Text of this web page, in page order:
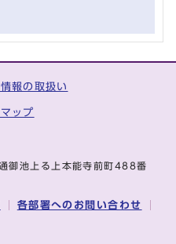
報の取扱い
ップ
池上る上本能寺前町488番
各部署へのお問い合わせ